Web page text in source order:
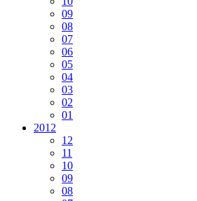
09
08
07
06
05
04
03
02
01
2012
12
11
10
09
08